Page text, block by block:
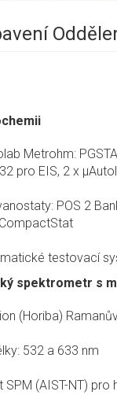
Metrohm:
pro EIS, 2 x
POS 2
testovací
spektrometr s
(Horiba)
532 a 633 nm
SPM (AIST-NT) pro